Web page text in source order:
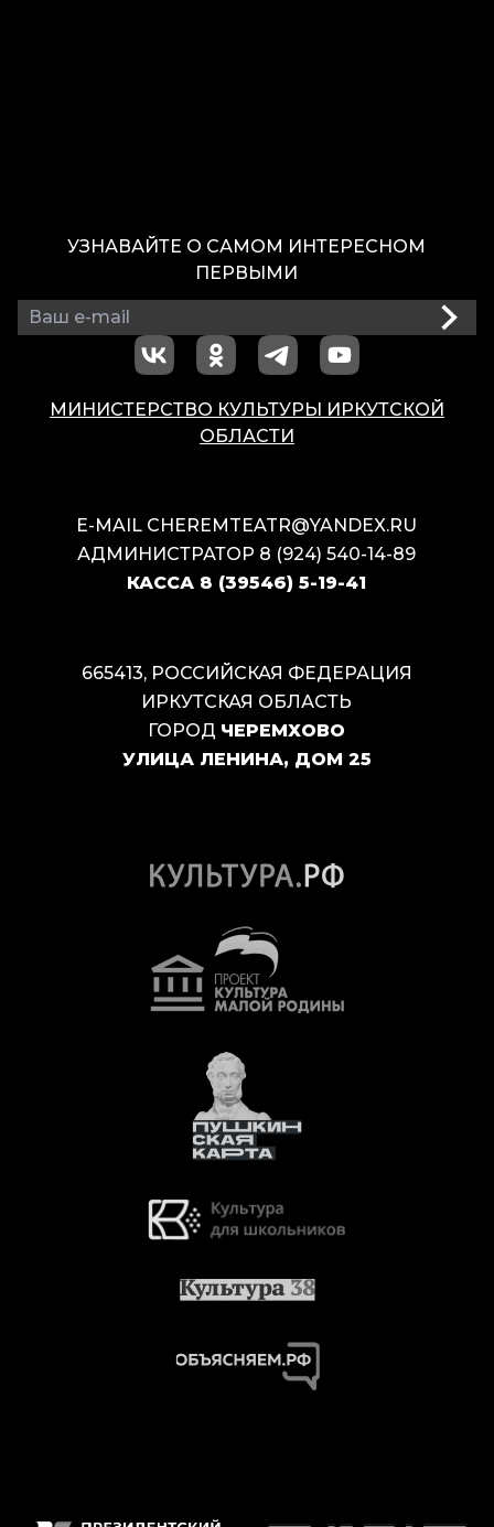
665413, РОССИЙСКАЯ ФЕДЕРАЦИЯ
ИРКУТСКАЯ ОБЛАСТЬ
ГОРОД ЧЕРЕМХОВО
УЛИЦА ЛЕНИНА, ДОМ 25
УЗНАВАЙТЕ О САМОМ ИНТЕРЕСНОМ
ПЕРВЫМИ
МИНИСТЕРСТВО КУЛЬТУРЫ ИРКУТСКОЙ
ОБЛАСТИ
E-MAIL CHEREMTEATR@YANDEX.RU
АДМИНИСТРАТОР 8 (924) 540-14-89
КАССА 8 (39546) 5-19-41